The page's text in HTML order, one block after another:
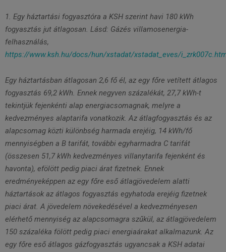
1. Egy háztartási fogyasztóra a KSH szerint havi 180 kWh
fogyasztás jut átlagosan. Lásd: Gázés villamosenergia-
felhasználás,
https://www.ksh.hu/docs/hun/xstadat/xstadat_eves/
Egy háztartásban átlagosan 2,6 fő él, az egy főre vetített átlagos
fogyasztás 69,2 kWh. Ennek negyven százalékát, 27,7 kWh-t
tekintjük fejenkénti alap energiacsomagnak, melyre a
kedvezményes alaptarifa vonatkozik. Az átlagfogyasztás és az
alapcsomag közti különbség harmada erejéig, 14 kWh/fő
mennyiségben a B tarifát, további egyharmadra C tarifát
(összesen 51,7 kWh kedvezményes villanytarifa fejenként és
havonta), efölött pedig piaci árat fizetnek. Ennek
eredményeképpen az egy főre eső átlagjövedelem alatti
háztartások az átlagos fogyasztás egyhatoda erejéig fizetnek
piaci árat. A jövedelem növekedésével a kedvezményesen
elérhető mennyiség az alapcsomagra szűkül, az átlagjövedelem
150 százaléka fölött pedig piaci energiaárakat alkalmazunk. Az
egy főre eső átlagos gázfogyasztás ugyancsak a KSH adatai